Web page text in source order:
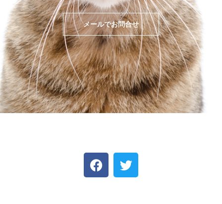
メールでお問合せ